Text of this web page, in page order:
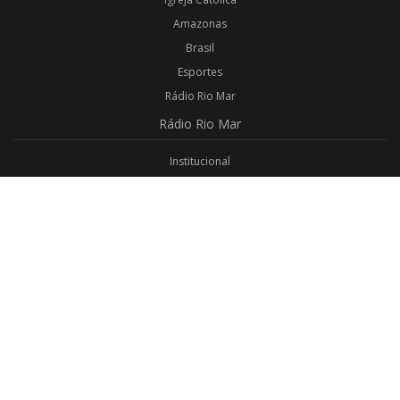
Amazonas
Brasil
Esportes
Rádio Rio Mar
Rádio Rio Mar
Institucional